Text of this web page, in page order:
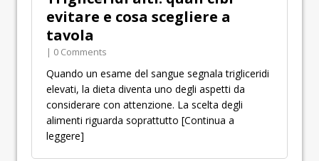
evitare e cosa scegliere a
tavola
| 0 Comments
Quando un esame del sangue segnala trigliceridi
elevati, la dieta diventa uno degli aspetti da
considerare con attenzione. La scelta degli
alimenti riguarda soprattutto [Continua a
leggere]